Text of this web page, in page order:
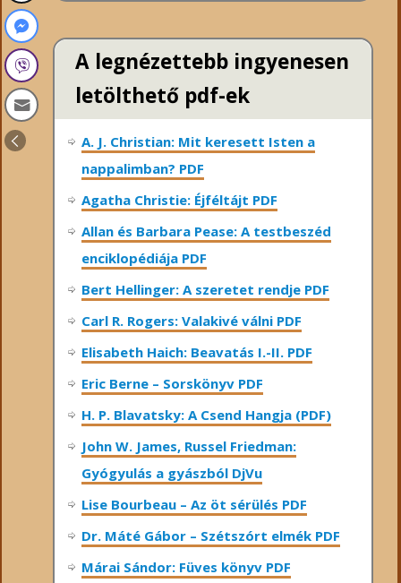
A legnézettebb ingyenesen
letölthető pdf-ek
A. J. Christian: Mit keresett Isten a
nappalimban? PDF
Agatha Christie: Éjféltájt PDF
Allan és Barbara Pease: A testbeszéd
enciklopédiája PDF
Bert Hellinger: A ​szeretet rendje PDF
Carl R. Rogers: Valakivé válni PDF
Elisabeth Haich: Beavatás I.-II. PDF
Eric Berne – Sorskönyv PDF
H. P. Blavatsky: A Csend Hangja (PDF)
John W. James, Russel Friedman:
Gyógyulás a gyászból DjVu
Lise Bourbeau – Az öt sérülés PDF
Dr. Máté Gábor – Szétszórt elmék PDF
Márai Sándor: Füves könyv PDF